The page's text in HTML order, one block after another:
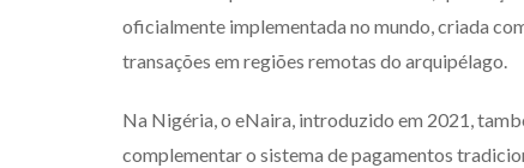
oficialmente implementada no mundo, criada
transações em regiões remotas do arquipélago.
Na Nigéria, o eNaira, introduzido em 2021,
complementar o sistema de pagamentos